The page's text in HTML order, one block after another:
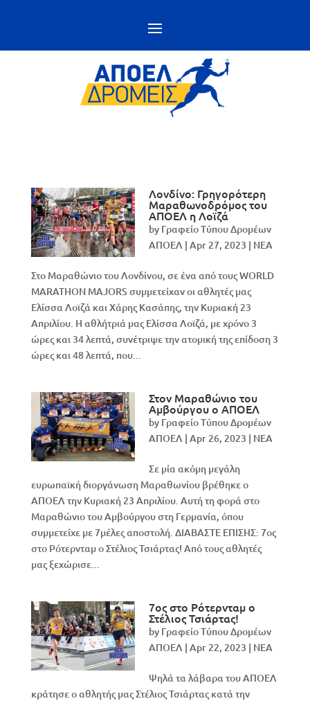
Λονδίνο: Γρηγορότερη
Μαραθωνοδρόμος του
ΑΠΟΕΛ η Λοϊζά
by Γραφείο Τύπου Δρομέων
ΑΠΟΕΛ | Apr 27, 2023 | NEA
Στο Μαραθώνιο του Λονδίνου, σε ένα από τους WORLD
MARATHON MAJORS συμμετείχαν οι αθλητές μας
Ελίσσα Λοϊζά και Χάρης Κασάπης, την Κυριακή 23
Απριλίου. Η αθλήτριά μας Ελίσσα Λοϊζά, με χρόνο 3
ώρες και 34 λεπτά, συνέτριψε την ατομική της επίδοση 3
ώρες και 48 λεπτά, που...
Στον Μαραθώνιο του
Αμβούργου ο ΑΠΟΕΛ
by Γραφείο Τύπου Δρομέων
ΑΠΟΕΛ | Apr 26, 2023 | NEA
Σε μία ακόμη μεγάλη
ευρωπαϊκή διοργάνωση Μαραθωνίου βρέθηκε ο
ΑΠΟΕΛ την Κυριακή 23 Απριλίου. Αυτή τη φορά στο
Μαραθώνιο του Αμβούργου στη Γερμανία, όπου
συμμετείχε με 7μέλες αποστολή. ΔΙΑΒΑΣΤΕ ΕΠΙΣΗΣ: 7ος
στο Ρότερνταμ ο Στέλιος Τσιάρτας! Από τους αθλητές
μας ξεχώρισε...
7ος στο Ρότερνταμ ο
Στέλιος Τσιάρτας!
by Γραφείο Τύπου Δρομέων
ΑΠΟΕΛ | Apr 22, 2023 | NEA
Ψηλά τα λάβαρα του ΑΠΟΕΛ
κράτησε ο αθλητής μας Στέλιος Τσιάρτας κατά την